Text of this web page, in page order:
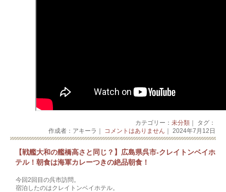
カテゴリー： 未分類｜ タグ：
作成者：アキーラ｜ コメントはありません ｜ 2024年7月12日
【戦艦大和の艦橋高さと同じ？】広島県呉市‐クレイトンベイホ
テル！朝食は海軍カレーつきの絶品朝食！
今回2回目の呉市訪問。
宿泊したのはクレイトンベイホテル。